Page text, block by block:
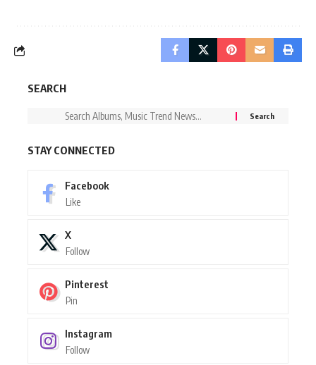
SEARCH
STAY CONNECTED
Facebook
Like
X
Follow
Pinterest
Pin
Instagram
Follow